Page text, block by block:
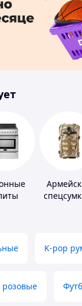
K-pop
розовые